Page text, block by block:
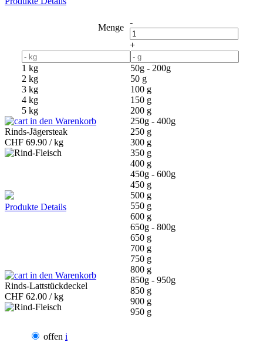
-
+
Menge
50g - 200g
50 g
100 g
150 g
200 g
250g - 400g
250 g
300 g
350 g
400 g
450g - 600g
450 g
500 g
550 g
600 g
650g - 800g
650 g
700 g
750 g
800 g
850g - 950g
850 g
900 g
950 g
1 kg
2 kg
3 kg
4 kg
5 kg
offen i
in den Warenkorb
Rinds-Jägersteak
CHF 69.90 / kg
Produkte Details
in den Warenkorb
Rinds-Lattstückdeckel
CHF 62.00 / kg